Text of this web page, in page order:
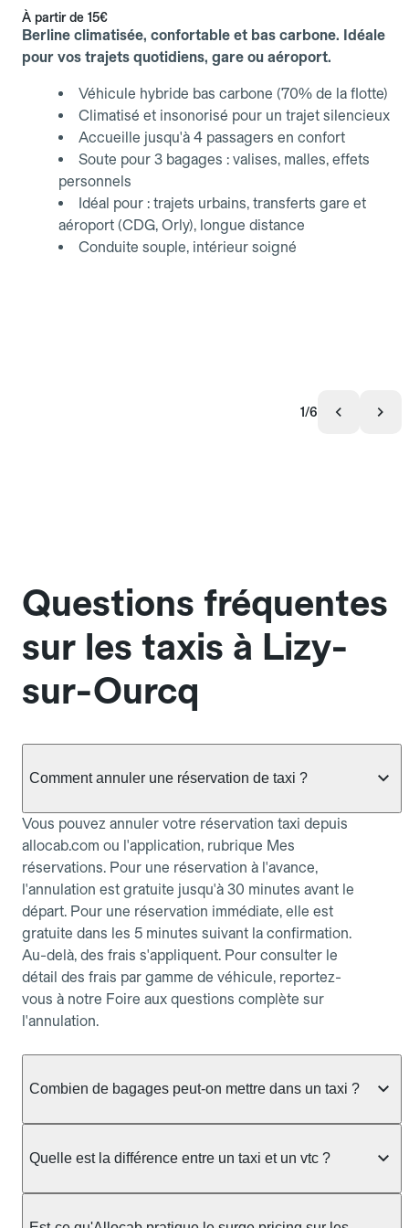
À partir de 15€
Berline climatisée, confortable et bas carbone. Idéale
pour vos trajets quotidiens, gare ou aéroport.
Véhicule hybride bas carbone (70% de la flotte)
Climatisé et insonorisé pour un trajet silencieux
Accueille jusqu'à 4 passagers en confort
Soute pour 3 bagages : valises, malles, effets
personnels
Idéal pour : trajets urbains, transferts gare et
aéroport (CDG, Orly), longue distance
Conduite souple, intérieur soigné
1/6
Questions fréquentes
sur les taxis à Lizy-
sur-Ourcq
Comment annuler une réservation de taxi ?
Vous pouvez annuler votre réservation taxi depuis
allocab.com ou l'application, rubrique Mes
réservations. Pour une réservation à l'avance,
l'annulation est gratuite jusqu'à 30 minutes avant le
départ. Pour une réservation immédiate, elle est
gratuite dans les 5 minutes suivant la confirmation.
Au-delà, des frais s'appliquent. Pour consulter le
détail des frais par gamme de véhicule, reportez-
vous à notre Foire aux questions complète sur
l'annulation.
Combien de bagages peut-on mettre dans un taxi ?
taxi berline accueille en général jusqu'à 3 bagages
ou nombreux, précisez-le dans le champ "Message
au chauffeur" lors de la réservation. Le prix n'est
Quelle est la différence entre un taxi et un vtc ?